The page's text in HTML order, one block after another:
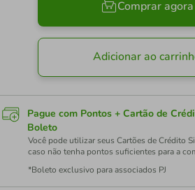
Comprar agora
Adicionar ao
Pague com Pontos + Cartão de
Boleto
Você pode utilizar seus Cartões de Crédito
caso não tenha pontos suficientes para a
*Boleto exclusivo para associados PJ